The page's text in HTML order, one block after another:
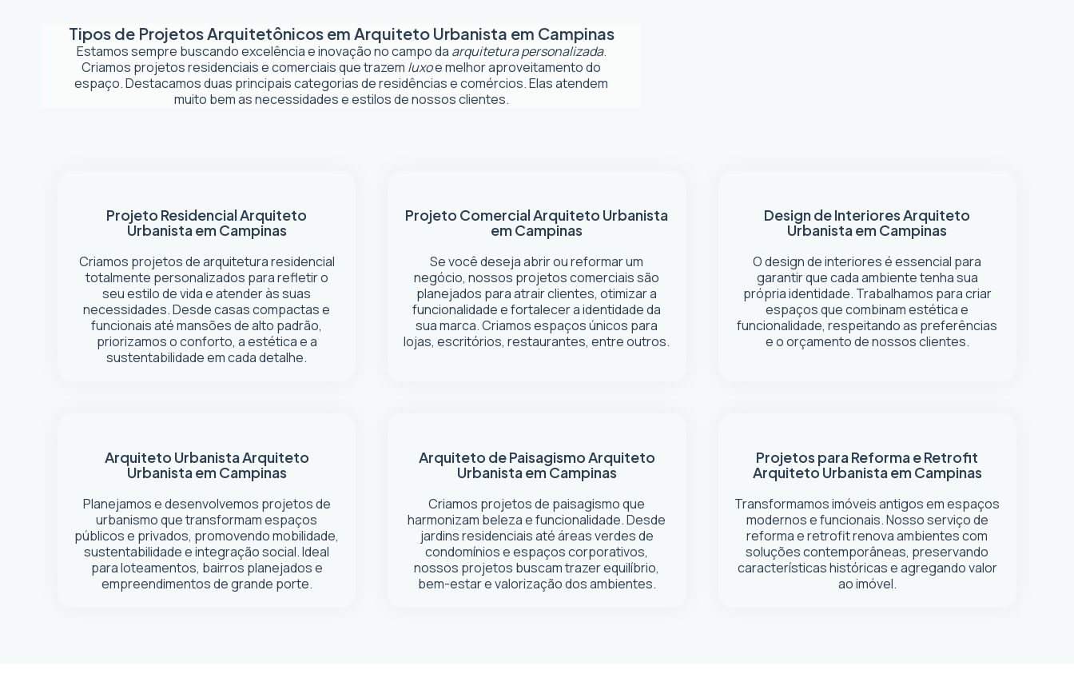
Tipos de Projetos Arquitetônicos em Arquiteto Urbanista em Campinas
Estamos sempre buscando excelência e inovação no campo da arquitetura personalizada.
Criamos projetos residenciais e comerciais que trazem luxoe melhor aproveitamento do
espaço. Destacamos duas principais categorias de residências e comércios. Elas atendem
muito bem as necessidades e estilos de nossos clientes.
Projeto ResidencialArquiteto
Urbanista em Campinas
Criamos projetos de arquitetura residencial
totalmente personalizados para refletir o
seu estilo de vida e atender às suas
necessidades. Desde casas compactas e
funcionais até mansões de alto padrão,
priorizamos o conforto, a estética e a
sustentabilidade em cada detalhe.
Projeto ComercialArquiteto Urbanista
em Campinas
Se você deseja abrir ou reformar um
negócio, nossos projetos comerciais são
planejados para atrair clientes, otimizar a
funcionalidade e fortalecer a identidade da
sua marca. Criamos espaços únicos para
lojas, escritórios, restaurantes, entre outros.
Design de InterioresArquiteto
Urbanista em Campinas
O design de interiores é essencial para
garantir que cada ambiente tenha sua
própria identidade. Trabalhamos para criar
espaços que combinam estética e
funcionalidade, respeitando as preferências
e o orçamento de nossos clientes.
Arquiteto UrbanistaArquiteto
Urbanista em Campinas
Planejamos e desenvolvemos projetos de
urbanismo que transformam espaços
públicos e privados, promovendo mobilidade,
sustentabilidade e integração social. Ideal
para loteamentos, bairros planejados e
empreendimentos de grande porte.
Arquiteto de PaisagismoArquiteto
Urbanista em Campinas
Criamos projetos de paisagismo que
harmonizam beleza e funcionalidade. Desde
jardins residenciais até áreas verdes de
condomínios e espaços corporativos,
nossos projetos buscam trazer equilíbrio,
bem-estar e valorização dos ambientes.
Projetos para Reforma e Retrofit
Arquiteto Urbanista em Campinas
Transformamos imóveis antigos em espaços
modernos e funcionais. Nosso serviço de
reforma e retrofit renova ambientes com
soluções contemporâneas, preservando
características históricas e agregando valor
ao imóvel.